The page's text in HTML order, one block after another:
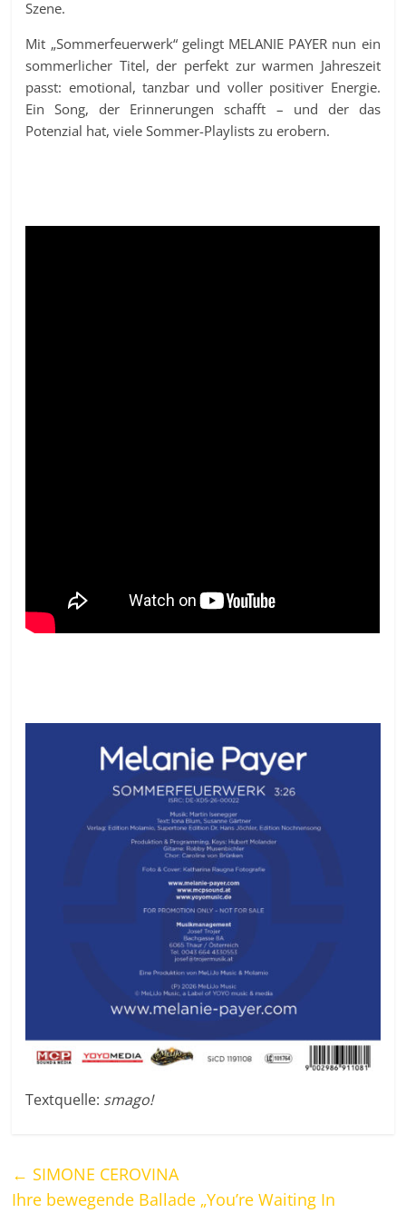
Szene.
Mit „Sommerfeuerwerk“ gelingt MELANIE PAYER nun ein
sommerlicher Titel, der perfekt zur warmen Jahreszeit
passt: emotional, tanzbar und voller positiver Energie.
Ein Song, der Erinnerungen schafft – und der das
Potenzial hat, viele Sommer-Playlists zu erobern.
Textquelle: smago!
← SIMONE CEROVINA
Ihre bewegende Ballade „You’re Waiting In